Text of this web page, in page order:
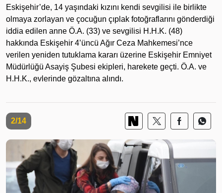
Eskişehir’de, 14 yaşındaki kızını kendi sevgilisi ile birlikte
olmaya zorlayan ve çocuğun çıplak fotoğraflarını gönderdiği
iddia edilen anne Ö.A. (33) ve sevgilisi H.H.K. (48)
hakkında Eskişehir 4’üncü Ağır Ceza Mahkemesi’nce
verilen yeniden tutuklama kararı üzerine Eskişehir Emniyet
Müdürlüğü Asayiş Şubesi ekipleri, harekete geçti. Ö.A. ve
H.H.K., evlerinde gözaltına alındı.
2/14